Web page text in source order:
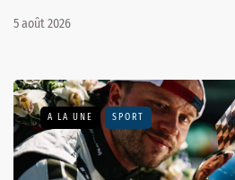
5 août 2026
A LA UNE SPORT